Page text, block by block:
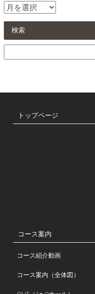
お
せ
検索
索:
トップページ
コース案内
コース紹介動画
コース案内（全体図）